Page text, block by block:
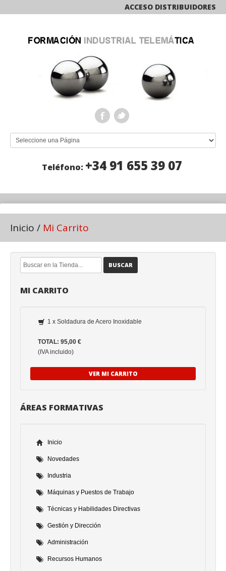
ACCESO DISTRIBUIDORES
Teléfono: +34 91 655 39 07
Inicio / Mi Carrito
BUSCAR
MI CARRITO
1 x Soldadura de Acero Inoxidable
TOTAL: 95,00 €
(IVA incluido)
VER MI CARRITO
ÁREAS FORMATIVAS
Inicio
Novedades
Industria
Máquinas y Puestos de Trabajo
Técnicas y Habilidades Directivas
Gestión y Dirección
Administración
Recursos Humanos